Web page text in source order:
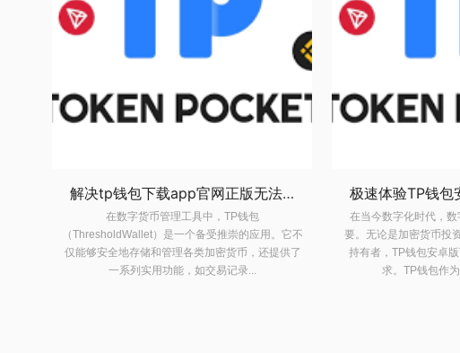
极速体验TP钱包安卓版下载，让数字资产管理变得简单易行
在当今数字化时代，数字资产管理变得越来越重
要。无论是加密货币投资者，还是普通的数字资产
持有者，TP钱包安卓版下载都能满足你的所有需
求。TP钱包作为一款高效、安全...
在数字货币管
（ThresholdWallet）是
仅能够安全地存储和管
一系列实用功